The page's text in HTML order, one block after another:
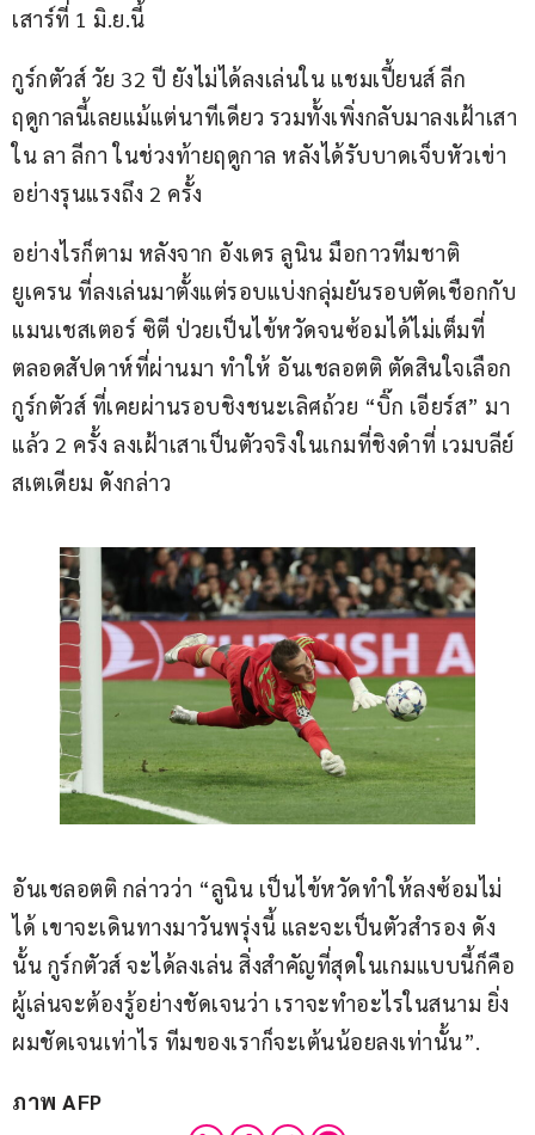
เสาร์ที่ 1 มิ.ย.นี้
กูร์กตัวส์ วัย 32 ปี ยังไม่ได้ลงเล่นใน แชมเปี้ยนส์ ลีก
ฤดูกาลนี้เลยแม้แต่นาทีเดียว รวมทั้งเพิ่งกลับมาลงเฝ้าเสา
ใน ลา ลีกา ในช่วงท้ายฤดูกาล หลังได้รับบาดเจ็บหัวเข่า
อย่างรุนแรงถึง 2 ครั้ง
อย่างไรก็ตาม หลังจาก อังเดร ลูนิน มือกาวทีมชาติ
ยูเครน ที่ลงเล่นมาตั้งแต่รอบแบ่งกลุ่มยันรอบตัดเชือกกับ
แมนเชสเตอร์ ซิตี ป่วยเป็นไข้หวัดจนซ้อมได้ไม่เต็มที่
ตลอดสัปดาห์ที่ผ่านมา ทำให้ อันเชลอตติ ตัดสินใจเลือก
กูร์กตัวส์ ที่เคยผ่านรอบชิงชนะเลิศถ้วย “บิ๊ก เอียร์ส” มา
แล้ว 2 ครั้ง ลงเฝ้าเสาเป็นตัวจริงในเกมที่ชิงดำที่ เวมบลีย์
สเตเดียม ดังกล่าว
อันเชลอตติ กล่าวว่า “ลูนิน เป็นไข้หวัดทำให้ลงซ้อมไม่
ได้ เขาจะเดินทางมาวันพรุ่งนี้ และจะเป็นตัวสำรอง ดัง
นั้น กูร์กตัวส์ จะได้ลงเล่น สิ่งสำคัญที่สุดในเกมแบบนี้ก็คือ
ผู้เล่นจะต้องรู้อย่างชัดเจนว่า เราจะทำอะไรในสนาม ยิ่ง
ผมชัดเจนเท่าไร ทีมของเราก็จะเต้นน้อยลงเท่านั้น”.
ภาพ AFP